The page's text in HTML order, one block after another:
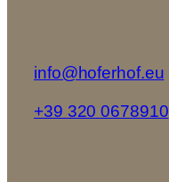
info@hoferhof.eu
+39 320 0678910